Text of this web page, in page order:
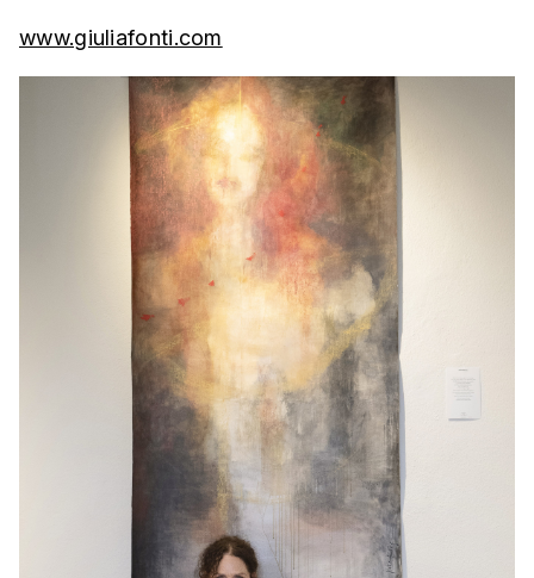
www.giuliafonti.com